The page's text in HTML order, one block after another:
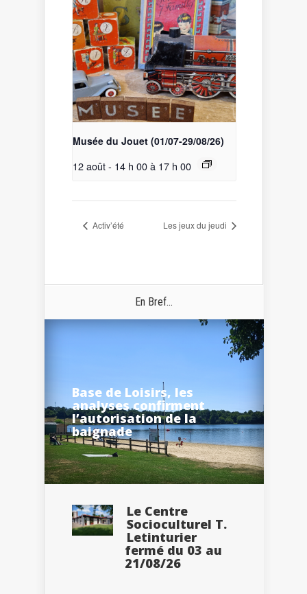
Musée du Jouet (01/07-29/08/26)
12 août - 14 h 00à 17 h 00
Activ’été Les jeux du jeudi
En Bref...
Base de Loisirs, les
analyses confirment
l’autorisation de la
baignade
Le Centre
Socioculturel T.
Letinturier
fermé du 03 au
21/08/26